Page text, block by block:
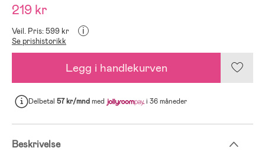
219 kr
Veil. Pris: 599 kr i
Se prishistorikk
Legg i handlekurven
Delbetal 57 kr/mndmed i 36 måneder
Beskrivelse